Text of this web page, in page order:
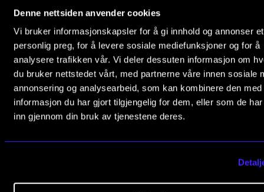
Denne nettsiden anvender cookies
Vi bruker informasjonskapsler for å gi innhold og annonser et
personlig preg, for å levere sosiale mediefunksjoner og for å
analysere trafikken vår. Vi deler dessuten informasjon om
du bruker nettstedet vårt, med partnerne våre innen sosiale
annonsering og analysearbeid, som kan kombinere den med
informasjon du har gjort tilgjengelig for dem, eller som de
inn gjennom din bruk av tjenestene deres.
Prosjekter
INTERNASJONALT
Utveksling
Internasjonal strategi
Samarbeidsprosjekter
IN.TUNE
Slemdalsveien 11
0369 Oslo, Norway
+47 23 36 70 00
post@nmh.no
NYTTIGE LENKER
Ledige stillinger